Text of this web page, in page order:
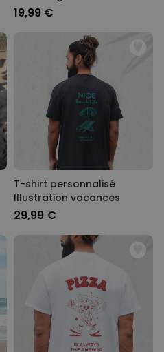
19,99 €
T-shirt personnalisé
Illustration vacances
29,99 €